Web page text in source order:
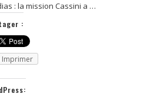
: la mission Cassini a …
:
Imprimer